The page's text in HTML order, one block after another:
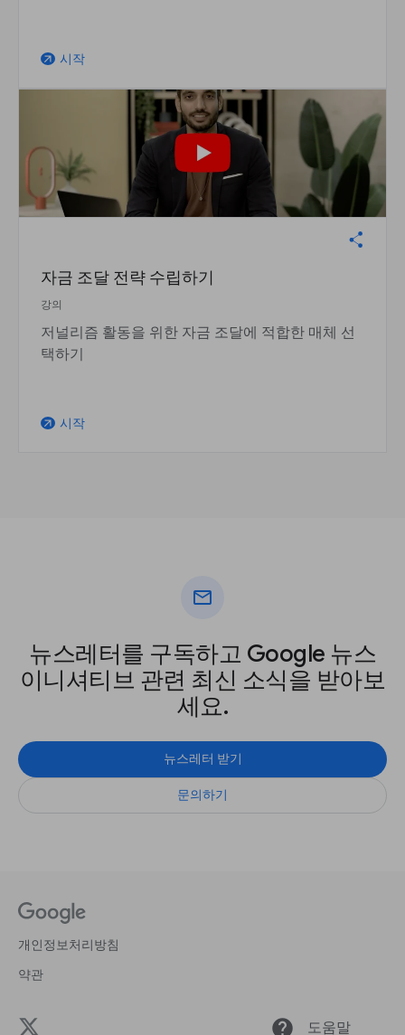
arrow_outward 시작
자금 조달 전략 수립하기
강의
저널리즘 활동을 위한 자금 조달에 적합한 매체 선
택하기
arrow_outward 시작
mail
뉴스레터를 구독하고 Google 뉴스
이니셔티브 관련 최신 소식을 받아보
세요.
뉴스레터 받기
문의하기
개인정보처리방침
약관
help 도움말